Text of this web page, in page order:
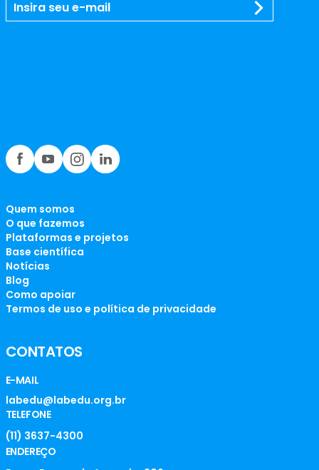
Quem somos
O que fazemos
Plataformas e projetos
Base científica
Notícias
Blog
Como apoiar
Termos de uso e política de privacidade
CONTATOS
E-MAIL
labedu@labedu.org.br
TELEFONE
(11) 3637-4300
ENDEREÇO